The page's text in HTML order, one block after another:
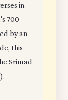
in
700
by an
this
Srimad